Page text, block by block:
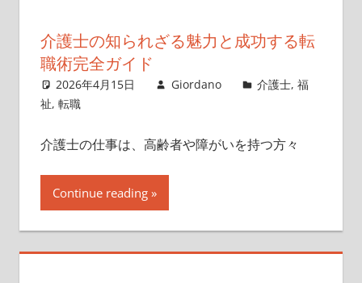
介護士の知られざる魅力と成功する転
職術完全ガイド
2026年4月15日 Giordano 介護士,福
祉, 転職
介護士の仕事は、高齢者や障がいを持つ方々
Continue reading